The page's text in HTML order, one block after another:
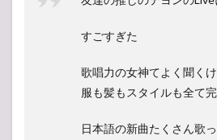
すごすぎた
歌唱力の女神てよく聞く
服も髪もスタイルも全て
日本語の新曲たくさん歌